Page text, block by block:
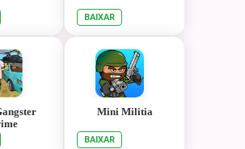
BAIXAR
Mini Militia
BAIXAR